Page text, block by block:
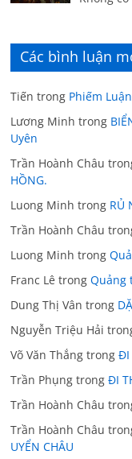
Các bình luận
Tiến trong Phiếm Luận
Lương Minh trong
Uyên
Trần Hoành Châu
HỒNG.
Luong Minh trong RỦ
Trần Hoành Châu
Luong Minh trong
Franc Lê trongQuảng
Dung Thị Vân trong
Nguyễn Triệu Hải
Võ Văn Thắng trongĐI
Trần Phụng trongĐI
Trần Hoành Châu
Trần Hoành Châu
UYỂN CHÂU